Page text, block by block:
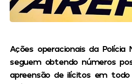
Ações operacionais da Polícia
seguem obtendo números
apreensão de ilícitos em